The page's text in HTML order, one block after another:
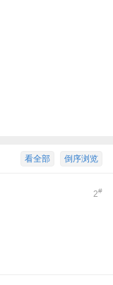
倒序浏览
看全部
2#